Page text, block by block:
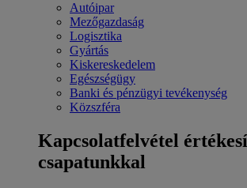
Autóipar
Mezőgazdaság
Logisztika
Gyártás
Kiskereskedelem
Egészségügy
Banki és pénzügyi tevékenység
Közszféra
Kapcsolatfelvétel
csapatunkkal